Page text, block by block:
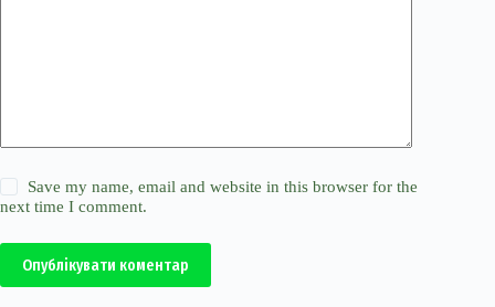
Save my name, email and website in this browser for the
next time I comment.
Опублікувати коментар